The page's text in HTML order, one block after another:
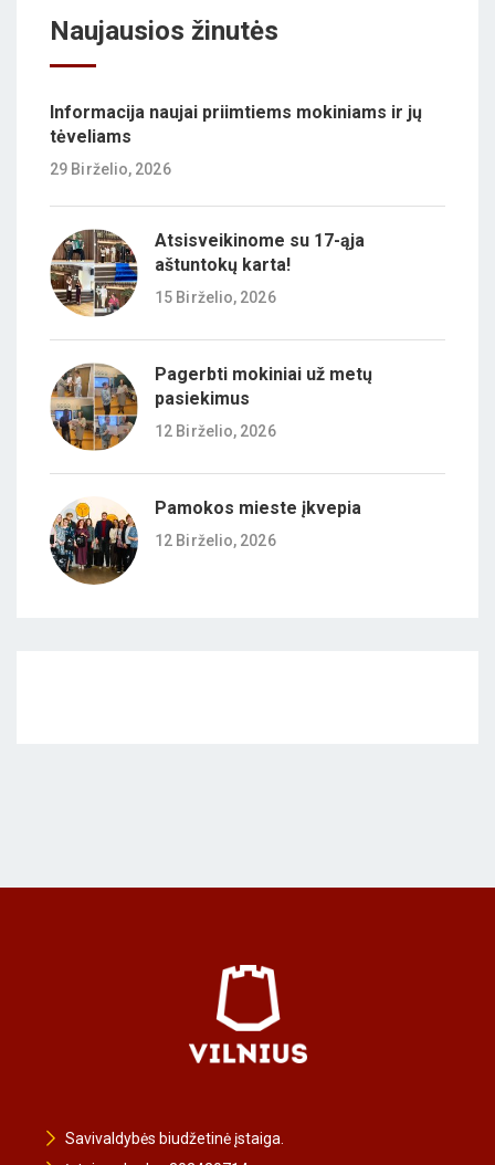
Naujausios žinutės
Informacija naujai priimtiems mokiniams ir jų
tėveliams
29 Birželio, 2026
Atsisveikinome su 17-ąja
aštuntokų karta!
15 Birželio, 2026
Pagerbti mokiniai už metų
pasiekimus
12 Birželio, 2026
Pamokos mieste įkvepia
12 Birželio, 2026
Savivaldybės biudžetinė įstaiga.